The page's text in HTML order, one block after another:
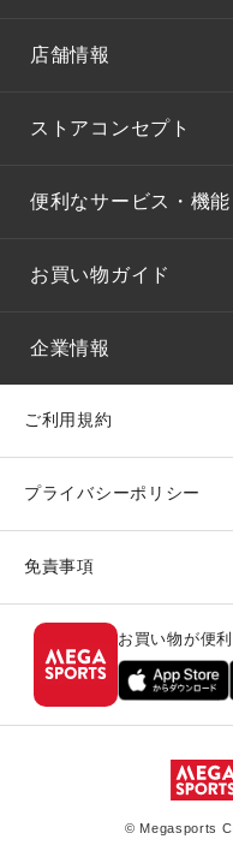
店舗情報
ストアコンセプト
便利なサービス・機能
お買い物ガイド
企業情報
ご利用規約
プライバシーポリシー
免責事項
お買い物が便
© Megasports